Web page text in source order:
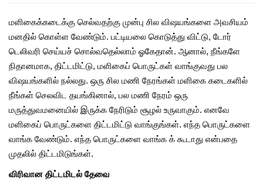
மளிகைக்கடைக்கு செல்வதற்கு முன்பு சில விஷயங்களை அவசியம்
மனதில் கொள்ள வேண்டும். பட்டியலை கொடுத்து விட்டு, டோர்
டெலிவரி செய்யச் சொல்வதெல்லாம் ஓகேதான். ஆனால், நீங்களே
நிதானமாக, திட்டமிட்டு, மளிகைப் பொருட்கள் வாங்குவது பல
விஷயங்களில் நல்லது. ஒரு சில மணி நேரங்கள் மளிகை கடைகளில்
நீங்கள் செலவிட தயங்கினால், பல மணி நேரம் ஒரு
மருத்துவமனையில் இருக்க நேரிடும் சூழல் உருவாகும். எனவே
மளிகைப் பொருட்களை திட்டமிட்டு வாங்குங்கள். எந்த பொருட்களை
வாங்க வேண்டும். எந்த பொருட்களை வாங்க க் கூடாது என்பதை
முதலில் திட்டமிடுங்கள்.
விரிவான திட்டமிடல் தேவை